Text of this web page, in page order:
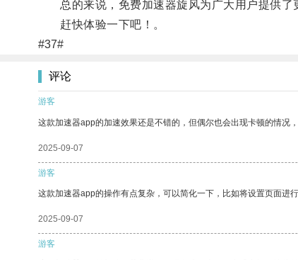
总的来说，免费加速器旋风为广大用户提供了
赶快体验一下吧！。
#37#
评论
游客
这款加速器app的加速效果还是不错的，但偶尔也会出现卡顿的情况
2025-09-07
游客
这款加速器app的操作有点复杂，可以简化一下，比如将设置页面进行
2025-09-07
游客